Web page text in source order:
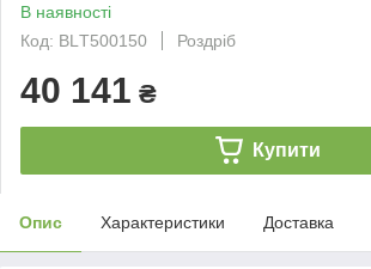
В наявності
Код: BLТ500150
Роздріб
40 141 ₴
Купити
Опис Характеристики Доставка